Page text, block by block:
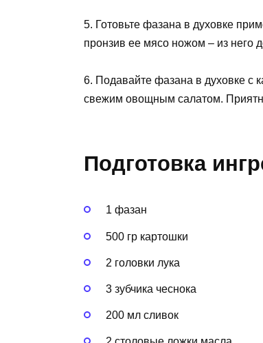
5. Готовьте фазана в духовке
пронзив ее мясо ножом – из него
6. Подавайте фазана в духовке с
свежим овощным салатом.
Подготовка
1 фазан
500 гр картошки
2 головки лука
3 зубчика чеснока
200 мл сливок